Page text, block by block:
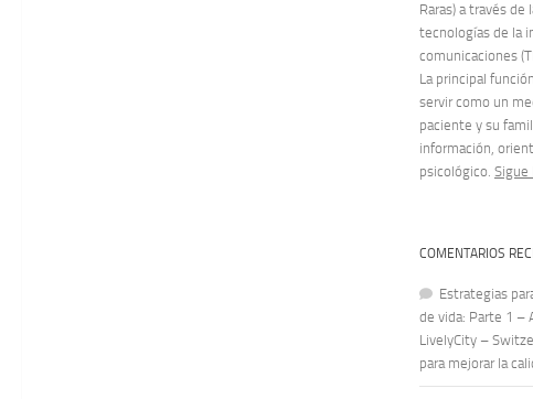
Raras) a través de
tecnologías de la
comunicaciones
La principal
servir como un
paciente y su
información,
psicológico.
COMENTARIOS
Estrategias
de vida: Parte 1 –
LivelyCity –
para mejorar la